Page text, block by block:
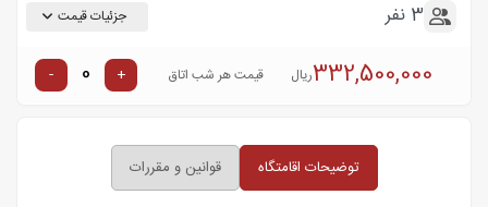
3 نفر جزئیات قیمت
332,500,000ریال قیمت هر شب اتاق +
-
توضیحات اقامتگاه قوانین و مقررات